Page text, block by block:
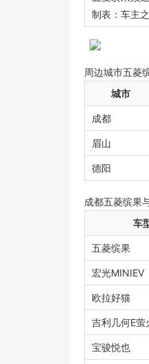
制表：车主
周边城市五菱
城市
成都
眉山
德阳
成都五菱缤果
车
五菱缤果
宏光MINIEV
欧拉好猫
吉利几何E萤
宝骏悦也